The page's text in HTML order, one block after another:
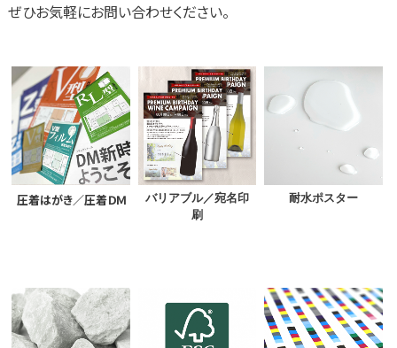
ぜひお気軽にお問い合わせください。
圧着はがき／圧着ＤＭ
バリアブル／宛名印
刷
耐水ポスター